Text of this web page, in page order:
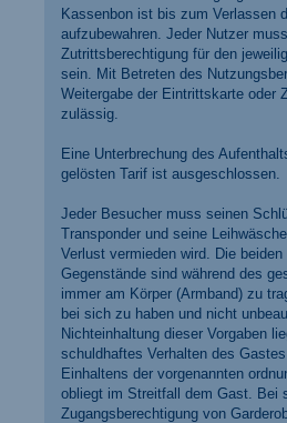
Kassenbon ist bis zum Verlassen
aufzubewahren. Jeder Nutzer
Zutrittsberechtigung für den
sein. Mit Betreten des
Weitergabe der Eintrittskarte oder
zulässig.
Eine Unterbrechung des
gelösten Tarif ist ausgeschlossen.
Jeder Besucher muss seinen
Transponder und seine
Verlust vermieden wird. Die
Gegenstände sind während des
immer am Körper (Armband) zu
bei sich zu haben und nicht
Nichteinhaltung dieser Vorgaben
schuldhaftes Verhalten des
Einhaltens der vorgenannten
obliegt im Streitfall dem Gast. Bei
Zugangsberechtigung von